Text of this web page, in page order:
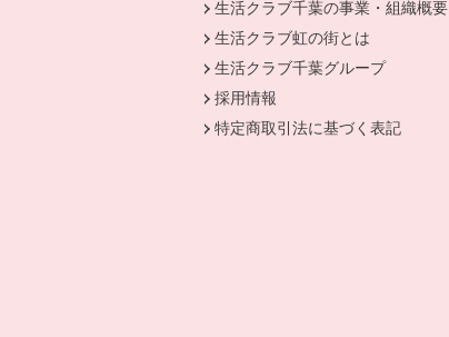
生活クラブ千葉の事業・組織概要
生活クラブ虹の街とは
生活クラブ千葉グループ
採用情報
特定商取引法に基づく表記